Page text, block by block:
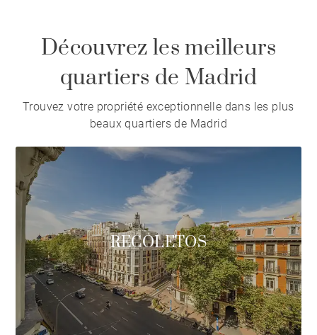
Découvrez les meilleurs
quartiers de Madrid
Trouvez votre propriété exceptionnelle dans les plus
beaux quartiers de Madrid
RECOLETOS